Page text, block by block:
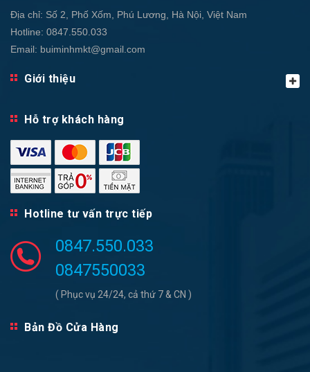
Địa chỉ: Số 2, Phố Xốm, Phú Lương, Hà Nội, Việt Nam
Hotline: 0847.550.033
Email: buiminhmkt@gmail.com
Giới thiệu
Hỗ trợ khách hàng
Hotline tư vấn trực tiếp
0847.550.033
0847550033
( Phục vụ 24/24, cả thứ 7 & CN )
Bản Đồ Cửa Hàng